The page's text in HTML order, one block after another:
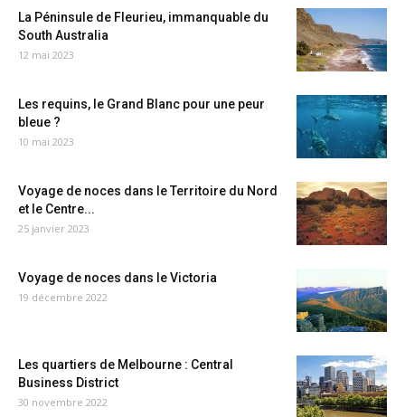
La Péninsule de Fleurieu, immanquable du
South Australia
12 mai 2023
Les requins, le Grand Blanc pour une peur
bleue ?
10 mai 2023
Voyage de noces dans le Territoire du Nord
et le Centre...
25 janvier 2023
Voyage de noces dans le Victoria
19 décembre 2022
Les quartiers de Melbourne : Central
Business District
30 novembre 2022